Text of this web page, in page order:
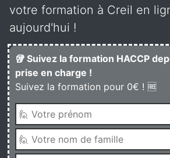
votre formation à Creil en
aujourd'hui !
🥡 Suivez la formation HACCP
prise en charge !
Suivez la formation pour 0€ ! 🆓